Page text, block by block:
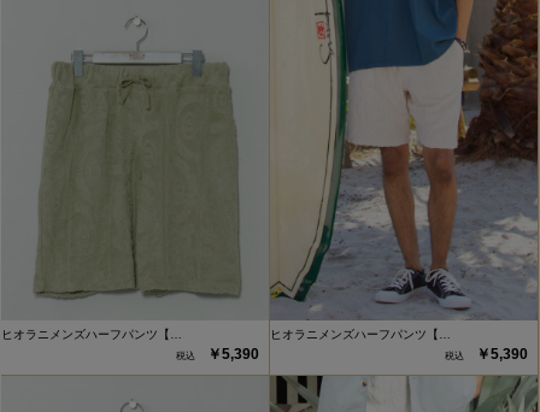
ヒオラニメンズハーフパンツ【…
￥5,390
ヒオラニメンズハーフパンツ【…
￥5,390